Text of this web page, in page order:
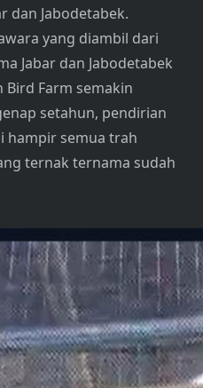
dan Jabodetabek.
yang diambil dari
Jabar dan Jabodetabek
Bird Farm semakin
setahun, pendirian
hampir semua trah
ternak ternama sudah